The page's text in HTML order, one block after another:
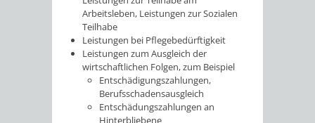
Arbeitsleben, Leistungen zur Sozialen
Teilhabe
Leistungen bei Pflegebedürftigkeit
Leistungen zum Ausgleich der
wirtschaftlichen Folgen, zum Beispiel
Entschädigungszahlungen,
Berufsschadensausgleich
Entschädungszahlungen an
Hinterbliebene